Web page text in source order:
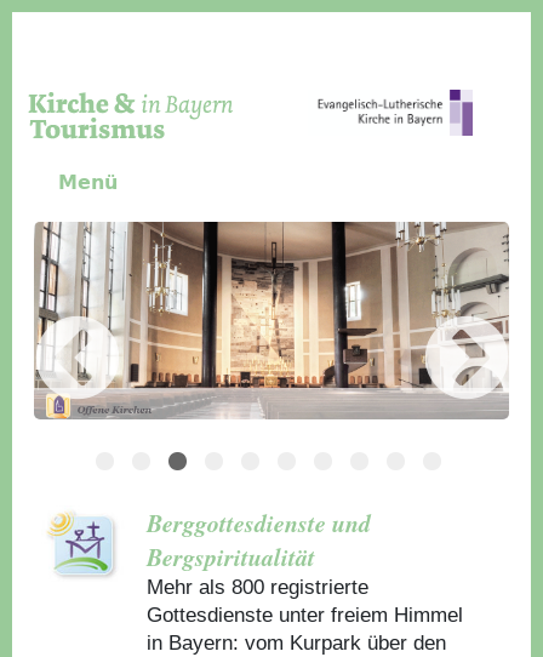
Menü
Slider Icon
Bild
Häuser für Gruppen
Berggottesdienste und
Bergspiritualität
Mehr als 800 registrierte
Gottesdienste unter freiem Himmel
in Bayern: vom Kurpark über den